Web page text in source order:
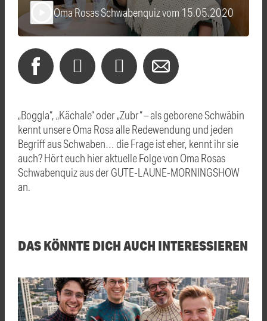
Oma Rosas Schwabenquiz vom 15.05.2020
„Boggla“, „Kächale“ oder „Zubr“ – als geborene Schwäbin
kennt unsere Oma Rosa alle Redewendung und jeden
Begriff aus Schwaben… die Frage ist eher, kennt ihr sie
auch? Hört euch hier aktuelle Folge von Oma Rosas
Schwabenquiz aus der GUTE-LAUNE-MORNINGSHOW
an.
DAS KÖNNTE DICH AUCH INTERESSIEREN